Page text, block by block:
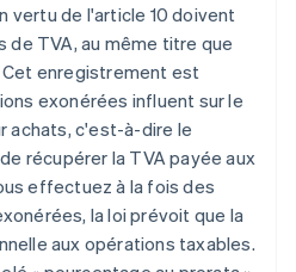
vertu de l'article 10 doivent
de TVA, au même titre que
enregistrement est
exonérées influent sur le
achats, c'est-à-dire le
récupérer la TVA payée aux
effectuez à la fois des
la loi prévoit que la
aux opérations taxables.